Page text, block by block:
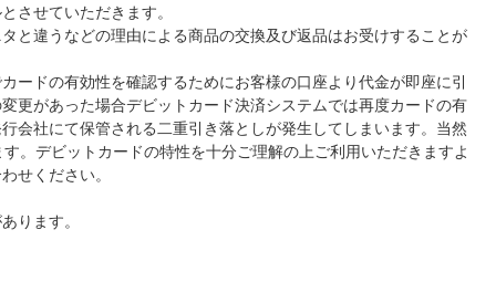
させていただきます。
と違うなどの理由による商品の交換及び返品はお受けすることが
ドの有効性を確認するためにお客様の口座より代金が即座に引
更があった場合デビットカード決済システムでは再度カードの有
会社にて保管される二重引き落としが発生してしまいます。当然
。デビットカードの特性を十分ご理解の上ご利用いただきますよ
せください。
ります。